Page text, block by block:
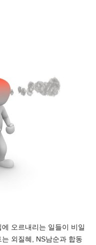
에 오르내리는 일들이 비일
외질혜, NS남순과 합동